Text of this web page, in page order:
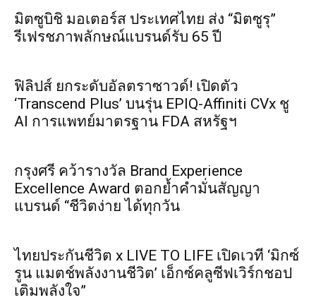
มิตซูบิชิ มอเตอร์ส ประเทศไทย ส่ง “มิตซูรุ”
รีเฟรชภาพลักษณ์แบรนด์รับ 65 ปี
ฟิลิปส์ ยกระดับอัลตราซาวด์! เปิดตัว
‘Transcend Plus’ บนรุ่น EPIQ-Affiniti CVx ชู
AI การแพทย์มาตรฐาน FDA สหรัฐฯ
กรุงศรี คว้ารางวัล Brand Experience
Excellence Award ตอกย้ำคำมั่นสัญญา
แบรนด์ “ชีวิตง่าย ได้ทุกวัน
ไทยประกันชีวิต x LIVE TO LIFE เปิดเวที ‘มิกซ์
รูน แมตช์พลังงานชีวิต’ เอ็กซ์คลูซีฟเวิร์กชอป
เติมพลังใจ”